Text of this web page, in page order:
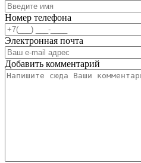
Номер телефона
Электронная почта
Добавить комментарий